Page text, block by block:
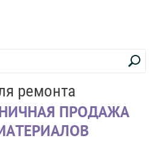
ремонта
ПРОДАЖА